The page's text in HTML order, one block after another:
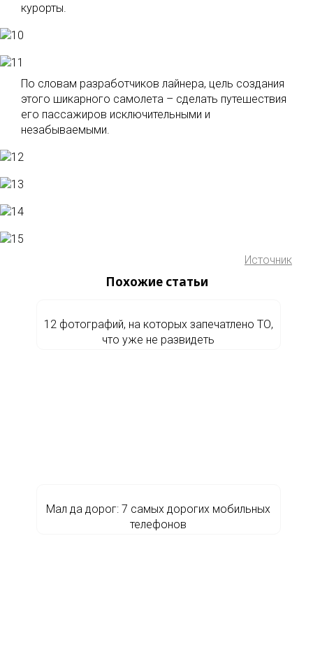
курорты.
По словам разработчиков лайнера, цель создания
этого шикарного самолета – сделать путешествия
его пассажиров исключительными и
незабываемыми.
Источник
Похожие статьи
12 фотографий, на которых запечатлено ТО,
что уже не развидеть
Мал да дорог: 7 самых дорогих мобильных
телефонов